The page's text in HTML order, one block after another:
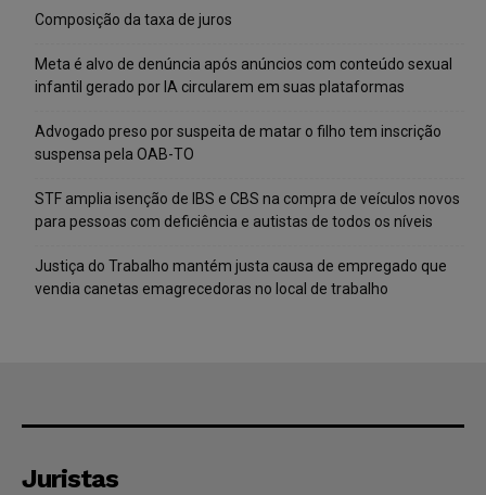
Composição da taxa de juros
Meta é alvo de denúncia após anúncios com conteúdo sexual
infantil gerado por IA circularem em suas plataformas
Advogado preso por suspeita de matar o filho tem inscrição
suspensa pela OAB-TO
STF amplia isenção de IBS e CBS na compra de veículos novos
para pessoas com deficiência e autistas de todos os níveis
Justiça do Trabalho mantém justa causa de empregado que
vendia canetas emagrecedoras no local de trabalho
Juristas